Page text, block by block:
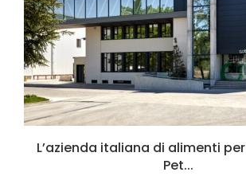
L’azienda italiana di alimenti
Pet...